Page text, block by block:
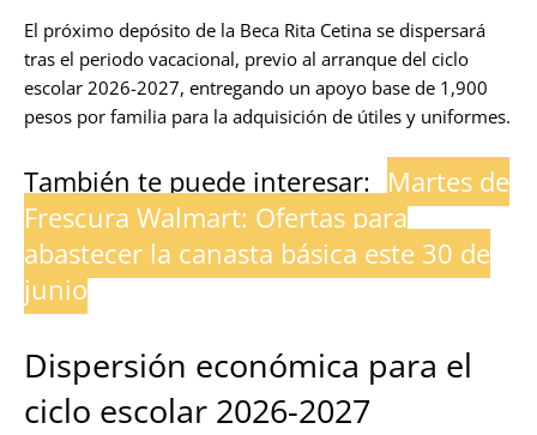
El próximo depósito de la Beca Rita Cetina se dispersará
tras el periodo vacacional, previo al arranque del ciclo
escolar 2026-2027, entregando un apoyo base de 1,900
pesos por familia para la adquisición de útiles y uniformes.
También te puede interesar: Martes de
Frescura Walmart: Ofertas para
abastecer la canasta básica este 30 de
junio
Dispersión económica para el
ciclo escolar 2026-2027